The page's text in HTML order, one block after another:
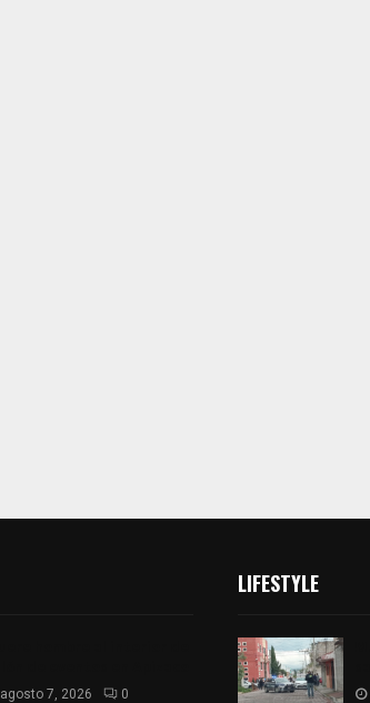
agosto 7, 2026 0
LIFESTYLE